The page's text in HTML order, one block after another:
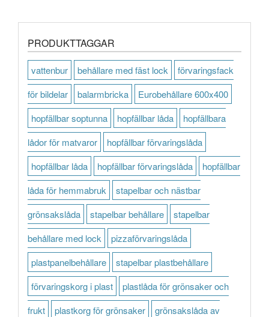
PRODUKTTAGGAR
vattenbur behållare med fäst lock
förvaringsfack
för bildelar
balarmbricka
Eurobehållare 600x400
hopfällbar soptunna
hopfällbar låda
hopfällbara
lådor för matvaror
hopfällbar förvaringslåda
hopfällbar låda
hopfällbar förvaringslåda
hopfällbar
låda för hemmabruk
stapelbar och nästbar
grönsakslåda
stapelbar behållare
stapelbar
behållare med lock
pizzaförvaringslåda
plastpanelbehållare
stapelbar plastbehållare
förvaringskorg i plast
plastlåda för grönsaker och
frukt
plastkorg för grönsaker
grönsakslåda av